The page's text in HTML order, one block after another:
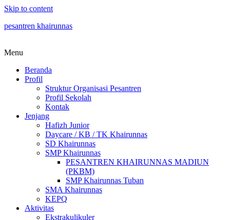
Skip to content
pesantren khairunnas
Menu
Beranda
Profil
Struktur Organisasi Pesantren
Profil Sekolah
Kontak
Jenjang
Hafizh Junior
Daycare / KB / TK Khairunnas
SD Khairunnas
SMP Khairunnas
PESANTREN KHAIRUNNAS MADIUN
(PKBM)
SMP Khairunnas Tuban
SMA Khairunnas
KEPQ
Aktivitas
Ekstrakulikuler